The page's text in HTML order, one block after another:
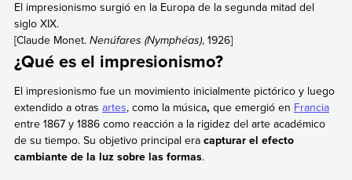
El impresionismo surgió en la Europa de la segunda mitad del
siglo XIX.
[Claude Monet. Nenúfares (Nymphéas), 1926]
¿Qué es el impresionismo?
El impresionismo fue un movimiento inicialmente pictórico y luego
extendido a otras artes, como la música, que emergió en Francia
entre 1867 y 1886 como reacción a la rigidez del arte académico
de su tiempo. Su objetivo principal era capturar el efecto
cambiante de la luz sobre las formas.